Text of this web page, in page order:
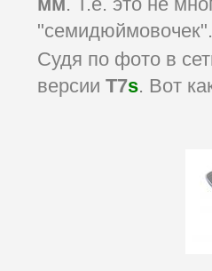
"семидюймовочек".
Судя по фото в
версии T7s. Вот